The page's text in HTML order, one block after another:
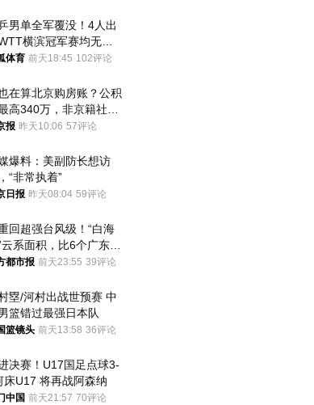
男单全军覆没！4人出
横滨冠军赛均无缘
体育 前天18:45 102评论
在算北京购房账？公积
高340万，非京籍社保
报 昨天10:06 57评论
爆料：美副防长想访
“非常执着”
日报 昨天08:04 59评论
回超强台风级！“白海
云系面积，比6个广东还
深圳官方：注意这件事
都市报 前天23:55 39评论
塁/河村出战世预赛 中
篮错过最强日本队
篮镜头 前天13:58 36评论
决赛！U17国足点球3-
床U17 将再战阿森纳
中国 前天21:57 70评论